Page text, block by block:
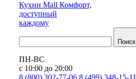
Кухни Mall Комфорт,
доступный
каждому
Поиск
ПН-ВС
с 10:00 до 20:00
8 (800) 302-77-06 8 (499) 348-15-11